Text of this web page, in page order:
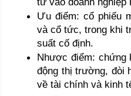
Ưu điểm: cổ phiếu
và cổ tức, trong khi
suất cố định.
Nhược điểm: chứng
động thị trường, đòi
về tài chính và kinh